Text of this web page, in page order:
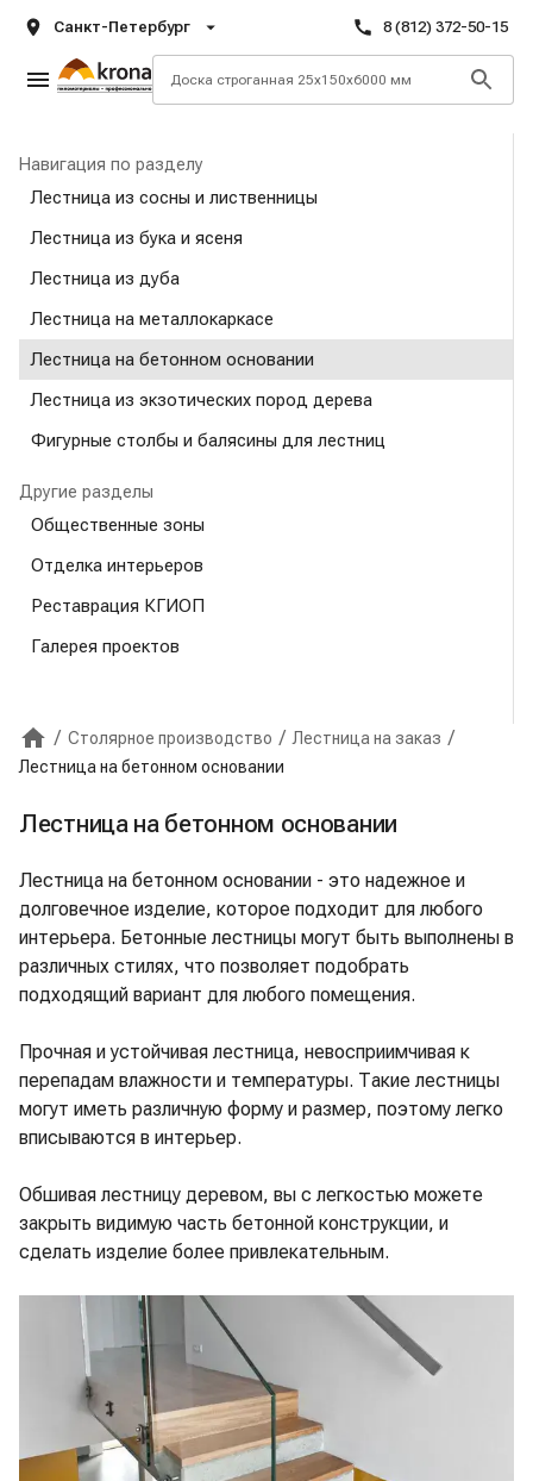
Санкт-Петербург 8 (812) 372-50-15
Навигация по разделу
Лестница из сосны и лиственницы
Лестница из бука и ясеня
Лестница из дуба
Лестница на металлокаркасе
Лестница на бетонном основании
Лестница из экзотических пород дерева
Фигурные столбы и балясины для лестниц
Другие разделы
Общественные зоны
Отделка интерьеров
Реставрация КГИОП
Галерея проектов
Главная
/ Столярное производство / Лестница на заказ /
Лестница на бетонном основании
Лестница на бетонном основании
Лестница на бетонном основании - это надежное и
долговечное изделие, которое подходит для любого
интерьера. Бетонные лестницы могут быть выполнены в
различных стилях, что позволяет подобрать
подходящий вариант для любого помещения.
Прочная и устойчивая лестница, невосприимчивая к
перепадам влажности и температуры. Такие лестницы
могут иметь различную форму и размер, поэтому легко
вписываются в интерьер.
Обшивая лестницу деревом, вы с легкостью можете
закрыть видимую часть бетонной конструкции, и
сделать изделие более привлекательным.